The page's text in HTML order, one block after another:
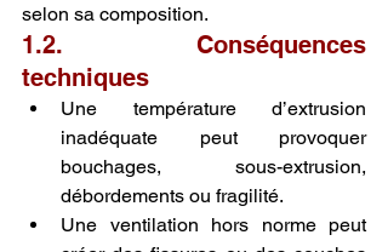
selon sa composition.
1.2. Conséquences
techniques
Une température d’extrusion
inadéquate peut provoquer
bouchages, sous-extrusion,
débordements ou fragilité.
Une ventilation hors norme peut